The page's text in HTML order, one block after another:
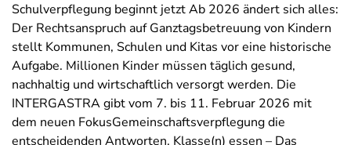
Schulverpflegung beginnt jetzt Ab 2026 ändert sich alles:
Der Rechtsanspruch auf Ganztagsbetreuung von Kindern
stellt Kommunen, Schulen und Kitas vor eine historische
Aufgabe. Millionen Kinder müssen täglich gesund,
nachhaltig und wirtschaftlich versorgt werden. Die
INTERGASTRA gibt vom 7. bis 11. Februar 2026 mit
dem neuen FokusGemeinschaftsverpflegung die
entscheidenden Antworten. Klasse(n) essen – Das